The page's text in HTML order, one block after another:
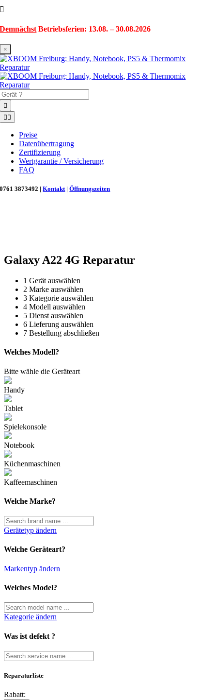
springen
Demnächst Betriebsferien: 13.08. – 30.08.2026
×
Toggle
Navigation
Preise
Datenübertragung
Zertifizierung
Wertgarantie / Versicherung
FAQ
0761 3873492 |Kontakt |Öffnungszeiten
Galaxy A22 4G Reparatur
1 Gerät auswählen
2 Marke auswählen
3 Kategorie auswählen
4 Modell auswählen
5 Dienst auswählen
6 Lieferung auswählen
7 Bestellung abschließen
Welches Modell?
Bitte wähle die Geräteart
Handy
Tablet
Spielekonsole
Notebook
Küchenmaschinen
Kaffeemaschinen
Welche Marke?
Gerätetyp ändern
Welche Geräteart?
Markentyp ändern
Welches Model?
Kategorie ändern
Was ist defekt ?
Reparaturliste
Rabatt: